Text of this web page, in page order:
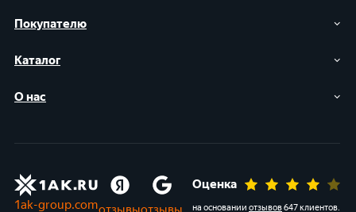
Покупателю
Каталог
О нас
1ak-group.com
Оценка
на основании отзывов647 клиентов.